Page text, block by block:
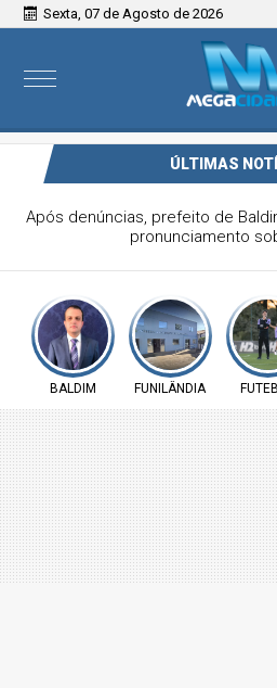
Sexta, 07 de Agosto de 2026
ÚLTIMAS
Vereador Elói Mendes critica
Saúde de Funilândia e
BALDIM FUNILÂNDIA